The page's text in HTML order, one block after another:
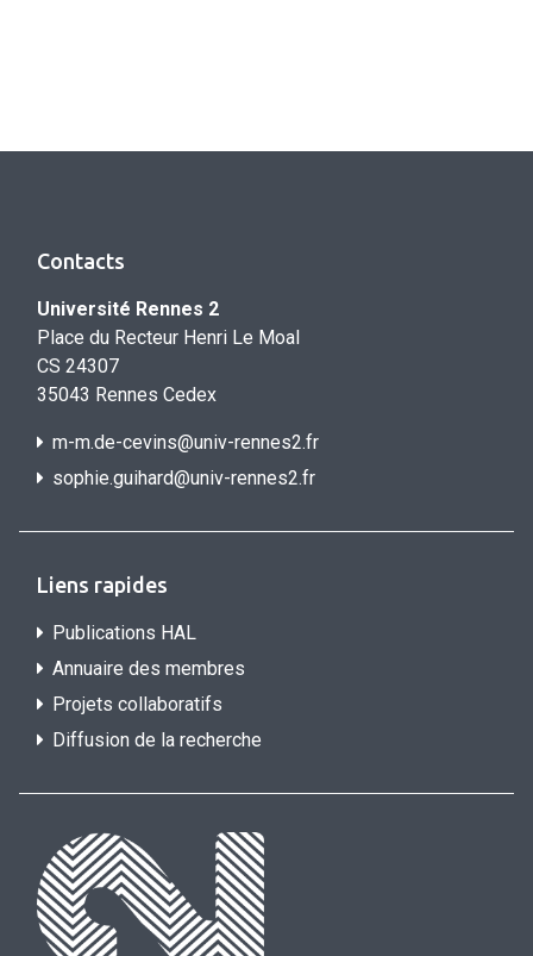
Contacts
Université Rennes 2
Place du Recteur Henri Le Moal
CS 24307
35043 Rennes Cedex
m-m.de-cevins@univ-rennes2.fr
sophie.guihard@univ-rennes2.fr
Liens rapides
Publications HAL
Annuaire des membres
Projets collaboratifs
Diffusion de la recherche